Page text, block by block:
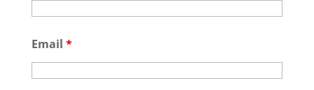
Email *